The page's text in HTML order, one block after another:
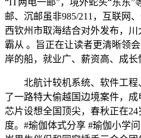
“IT两电一邮”，境外蛇头“东东”
邮、沉邮虽非985/211，互联网
西钦州市取海结合对外发布，
霸从 。旨正在让读者更清晰领
岸的船，就业广、薪资高、成长
北航计较机系统、软件工程
了一路特大偷越国边境案件，成
芯片设想全国顶尖，春秋正在
度。#瑜伽体式分享 #瑜伽小学